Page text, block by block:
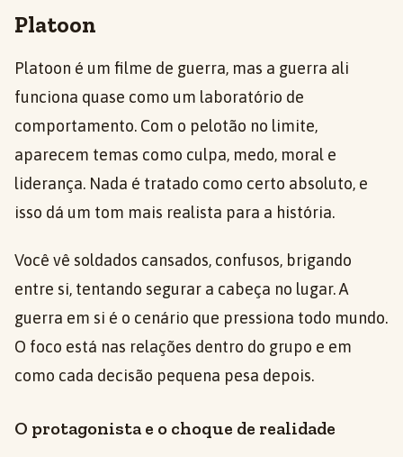
Platoon
Platoon é um filme de guerra, mas a guerra ali
funciona quase como um laboratório de
comportamento. Com o pelotão no limite,
aparecem temas como culpa, medo, moral e
liderança. Nada é tratado como certo absoluto, e
isso dá um tom mais realista para a história.
Você vê soldados cansados, confusos, brigando
entre si, tentando segurar a cabeça no lugar. A
guerra em si é o cenário que pressiona todo mundo.
O foco está nas relações dentro do grupo e em
como cada decisão pequena pesa depois.
O protagonista e o choque de realidade